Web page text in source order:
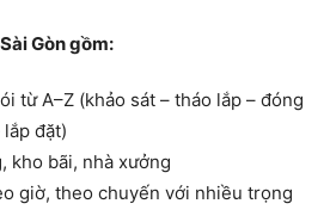
Gòn gồm:
từ A–Z (khảo sát – tháo lắp – đóng
đặt)
kho bãi, nhà xưởng
giờ, theo chuyến với nhiều trọng